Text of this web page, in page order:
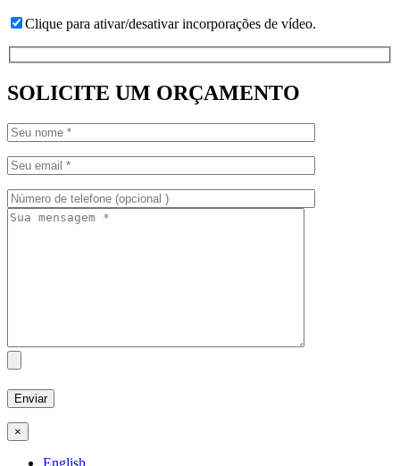
Clique para ativar/desativar incorporações de vídeo.
SOLICITE UM ORÇAMENTO
×
English